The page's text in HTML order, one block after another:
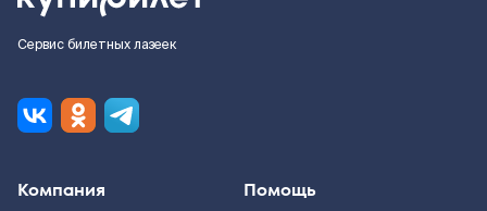
Сервис билетных лазеек
Компания Помощь